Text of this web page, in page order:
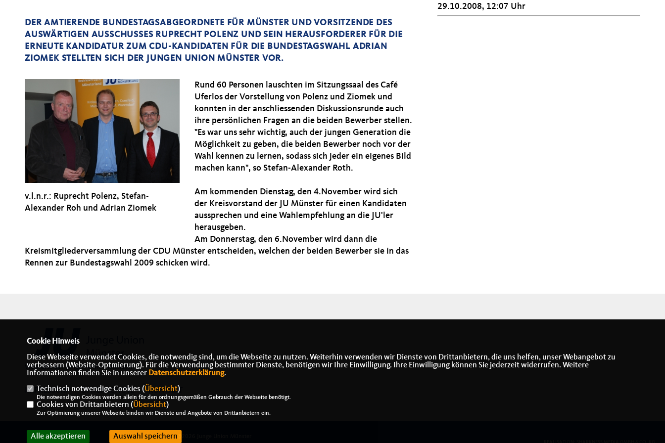
DER AMTIERENDE BUNDESTAGSABGEORDNETE FÜR MÜNSTER UND VORSITZENDE DES
AUSWÄRTIGEN AUSSCHUSSES RUPRECHT POLENZ UND SEIN HERAUSFORDERER FÜR DIE
ERNEUTE KANDIDATUR ZUM CDU-KANDIDATEN FÜR DIE BUNDESTAGSWAHL ADRIAN
ZIOMEK STELLTEN SICH DER JUNGEN UNION MÜNSTER VOR.
v.l.n.r.: Ruprecht Polenz, Stefan-
Alexander Roh und Adrian Ziomek
Rund 60 Personen lauschten im Sitzungssaal des Café
Uferlos der Vorstellung von Polenz und Ziomek und
konnten in der anschliessenden Diskussionsrunde auch
ihre persönlichen Fragen an die beiden Bewerber stellen.
"Es war uns sehr wichtig, auch der jungen Generation die
Möglichkeit zu geben, die beiden Bewerber noch vor der
Wahl kennen zu lernen, sodass sich jeder ein eigenes Bild
machen kann", so Stefan-Alexander Roth.
Am kommenden Dienstag, den 4.November wird sich
der Kreisvorstand der JU Münster für einen Kandidaten
aussprechen und eine Wahlempfehlung an die JU'ler
herausgeben.
Am Donnerstag, den 6.November wird dann die
Kreismitgliederversammlung der CDU Münster entscheiden, welchen der beiden Bewerber sie in das
Rennen zur Bundestagswahl 2009 schicken wird.
29.10.2008, 12:07 Uhr
Webseite der Jungen Union Münster
IMPRESSUM DATENSCHUTZ KONTAKT
@2026 Junge Union Münster
Cookie Hinweis
Diese Webseite verwendet Cookies, die notwendig sind, um die Webseite zu nutzen. Weiterhin verwenden wir Dienste von Drittanbietern, die uns helfen, unser Webangebot zu
verbessern (Website-Optmierung). Für die Verwendung bestimmter Dienste, benötigen wir Ihre Einwilligung. Ihre Einwilligung können Sie jederzeit widerrufen. Weitere
Informationen finden Sie in unserer Datenschutzerklärung.
Technisch notwendige Cookies (Übersicht)
Die notwendigen Cookies werden allein für den ordnungsgemäßen Gebrauch der Webseite benötigt.
Cookies von Drittanbietern (Übersicht)
Zur Optimierung unserer Webseite binden wir Dienste und Angebote von Drittanbietern ein.
Alle akzeptieren Auswahl speichern